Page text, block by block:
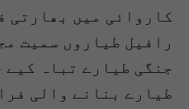
کاروائی میں بھارتی
رافیل طیاروں سمیت
جنگی طیارے تباہ کیے
طیارے بنانے والی